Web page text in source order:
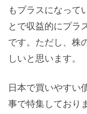
もプラスになって
とで収益的にプラ
です。ただし、株
しいと思います。
日本で買いやすい
事で特集しており